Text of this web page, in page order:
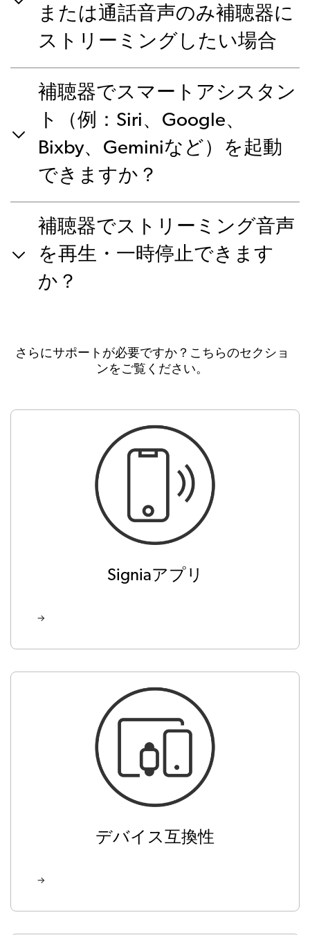
または通話音声のみ補聴器に
ストリーミングしたい場合
補聴器でスマートアシスタン
ト（例：Siri、Google、
Bixby、Geminiなど）を起動
できますか？
補聴器でストリーミング音声
を再生・一時停止できます
か？
さらにサポートが必要ですか？こちらのセクショ
ンをご覧ください。
Signiaアプリ
デバイス互換性